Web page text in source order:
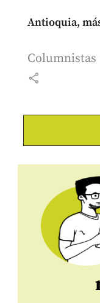
Antioquia,
Columnistas
share